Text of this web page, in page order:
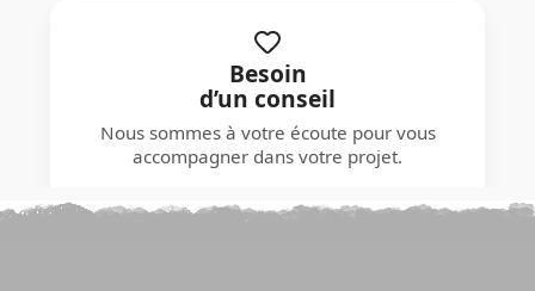
Besoin
d’un conseil
Nous sommes à votre écoute pour vous
accompagner dans votre projet.